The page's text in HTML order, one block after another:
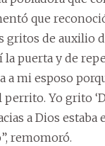
que
gritos de auxilio
la puerta y de
a mi esposo
perrito. Yo grito
a Dios estaba
remomoró.